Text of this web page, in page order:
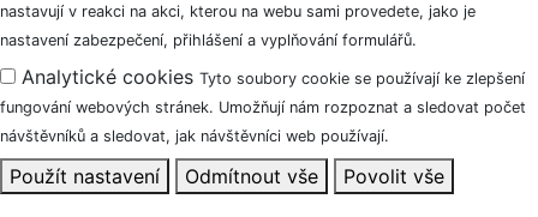
nastavují v reakci na akci, kterou na webu sami provedete, jako je
nastavení zabezpečení, přihlášení a vyplňování formulářů.
Analytické cookies Tyto soubory cookie se používají ke zlepšení
fungování webových stránek. Umožňují nám rozpoznat a sledovat počet
návštěvníků a sledovat, jak návštěvníci web používají.
Použít nastavení Odmítnout vše Povolit vše